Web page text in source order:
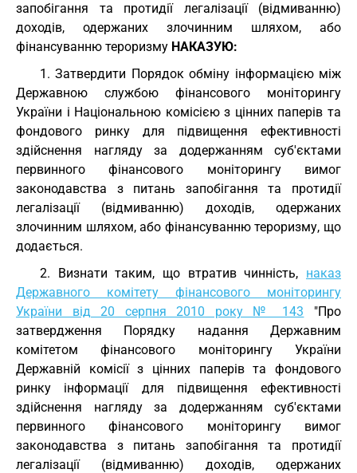
запобігання та протидії легалізації (відмиванню)
доходів, одержаних злочинним шляхом, або
фінансуванню тероризму НАКАЗУЮ:
1. Затвердити Порядок обміну інформацією між
Державною службою фінансового моніторингу
України і Національною комісією з цінних паперів та
фондового ринку для підвищення ефективності
здійснення нагляду за додержанням суб'єктами
первинного фінансового моніторингу вимог
законодавства з питань запобігання та протидії
легалізації (відмиванню) доходів, одержаних
злочинним шляхом, або фінансуванню тероризму, що
додається.
2. Визнати таким, що втратив чинність, наказ
Державного комітету фінансового моніторингу
України від 20 серпня 2010 року № 143 "Про
затвердження Порядку надання Державним
комітетом фінансового моніторингу України
Державній комісії з цінних паперів та фондового
ринку інформації для підвищення ефективності
здійснення нагляду за додержанням суб'єктами
первинного фінансового моніторингу вимог
законодавства з питань запобігання та протидії
легалізації (відмиванню) доходів, одержаних